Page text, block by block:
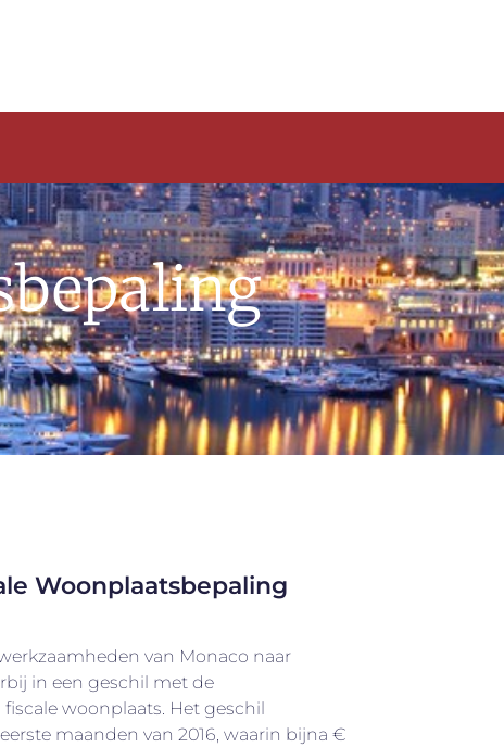
Woonplaatsbepaling
van Monaco naar
in een geschil met de
woonplaats. Het geschil
maanden van 2016, waarin bijna €